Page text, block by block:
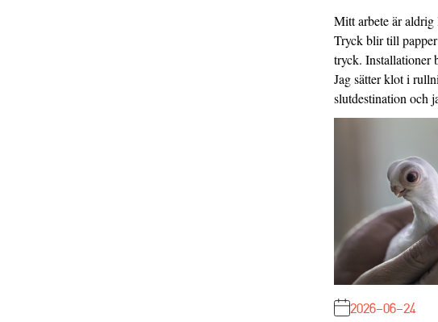
Mitt arbete är
Tryck blir till
tryck. Installationer
Jag sätter klot i
slutdestination och
2026-06-24